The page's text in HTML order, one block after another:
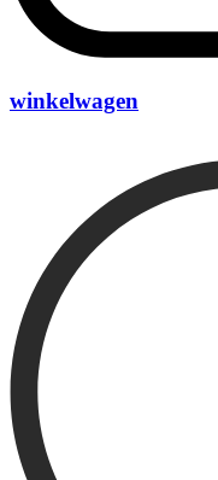
winkelwagen